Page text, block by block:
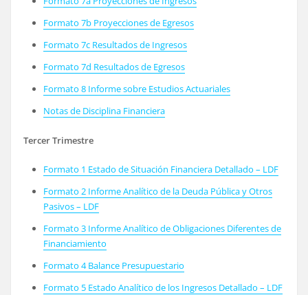
Formato 7b Proyecciones de Egresos
Formato 7c Resultados de Ingresos
Formato 7d Resultados de Egresos
Formato 8 Informe sobre Estudios Actuariales
Notas de Disciplina Financiera
Tercer Trimestre
Formato 1 Estado de Situación Financiera Detallado – LDF
Formato 2 Informe Analítico de la Deuda Pública y Otros
Pasivos – LDF
Formato 3 Informe Analítico de Obligaciones Diferentes de
Financiamiento
Formato 4 Balance Presupuestario
Formato 5 Estado Analítico de los Ingresos Detallado – LDF